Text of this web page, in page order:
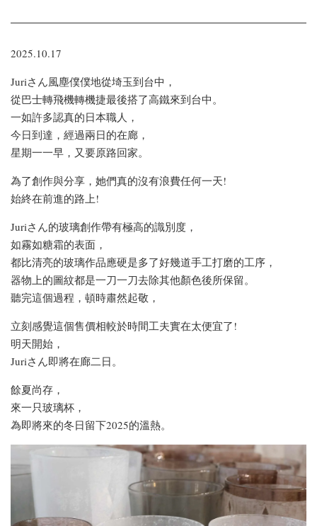
2025.10.17
Juriさん風塵僕僕地從埼玉到台中，
從巴士轉飛機轉機捷最後搭了高鐵來到台中。
一如許多認真的日本職人，
今日到達，經過兩日的在廊，
星期一一早，又要原路回家。
為了創作與分享，她們真的沒有浪費任何一天!
始終在前進的路上!
Juriさん的玻璃創作帶有極高的識別度，
如霧如糖霜的表面，
都比清亮的玻璃作品應硬是多了好幾道手工打磨的工序，
器物上的圖紋都是一刀一刀去除其他顏色後所保留。
聽完這個過程，頓時肅然起敬，
立刻感覺這個售價相較於時間工夫實在太便宜了!
明天開始，
Juriさん即將在廊二日。
餘夏尚存，
來一只玻璃杯，
為即將來的冬日留下2025的溫熱。